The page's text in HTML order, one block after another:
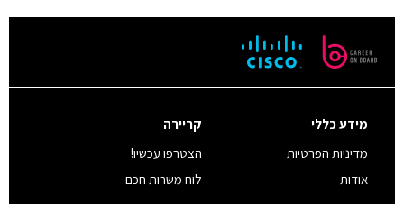
מידע כללי
מדיניות הפרטיות
אודות
קריירה
הצטרפו עכשיו!
לוח משרות חכם